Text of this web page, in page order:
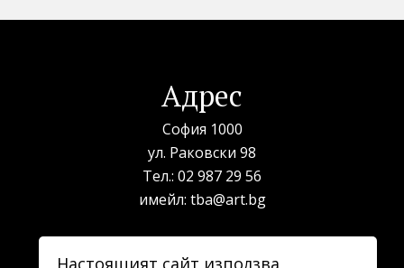
Адрес
София 1000
ул. Раковски 98
Тел.: 02 987 29 56
имейл: tba@art.bg
Билетна каса
Настоящият сайт използва